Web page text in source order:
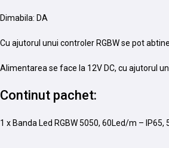
Dimabila: DA
Cu ajutorul unui controler RGBW se pot
Alimentarea se face la 12V DC, cu ajutorul
Continut pachet:
1 x Banda Led RGBW 5050, 60Led/m – IP65,